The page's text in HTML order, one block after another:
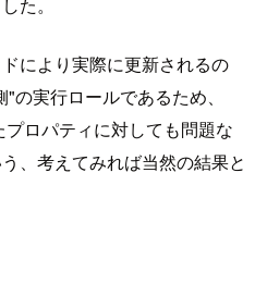
ドにより実際に更新されるの
実行ロールであるため、
プロパティに対しても問題な
、考えてみれば当然の結果と